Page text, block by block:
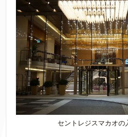
セントレジスマカオの